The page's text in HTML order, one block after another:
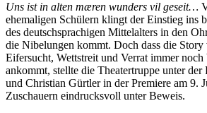
Uns ist in alten mæren wunders vil geseit…
ehemaligen Schülern klingt der Einstieg ins
des deutschsprachigen Mittelalters in den
die Nibelungen kommt. Doch dass die
Eifersucht, Wettstreit und Verrat immer
ankommt, stellte die Theatertruppe unter
und Christian Gürtler in der Premiere am 9.
Zuschauern eindrucksvoll unter Beweis.